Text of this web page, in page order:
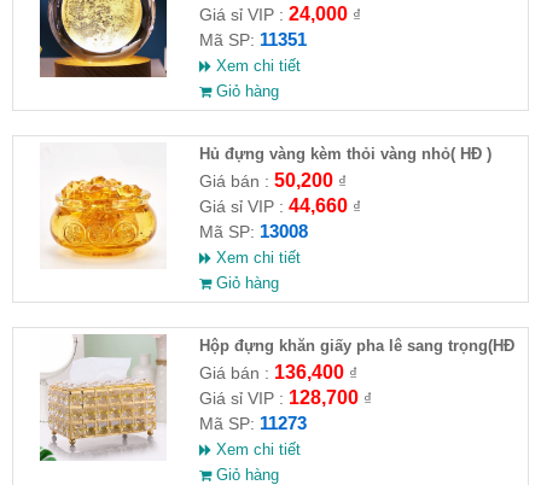
Giá sỉ VIP : 24,000₫
Mã SP: 11351
Xem chi tiết
Giỏ hàng
Hủ đựng vàng kèm thỏi vàng nhỏ( HĐ )
Giá bán : 50,200₫
Giá sỉ VIP : 44,660₫
Mã SP: 13008
Xem chi tiết
Giỏ hàng
Hộp đựng khăn giấy pha lê sang trọng(HĐ
)Giá bán : 136,400₫
Giá sỉ VIP : 128,700₫
Mã SP: 11273
Xem chi tiết
Giỏ hàng